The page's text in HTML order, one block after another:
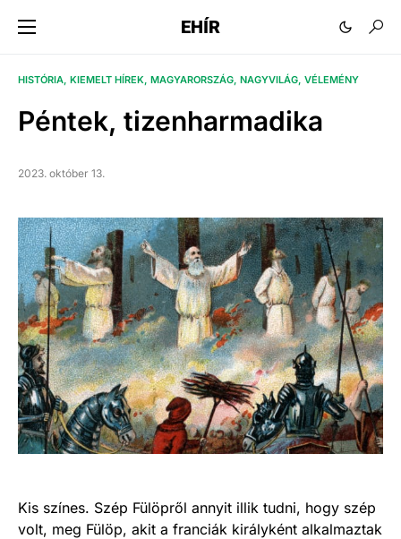
EHÍR
HISTÓRIA KIEMELT HÍREK MAGYARORSZÁG NAGYVILÁG VÉLEMÉNY
Péntek, tizenharmadika
2023. október 13.
Kis színes. Szép Fülöpről annyit illik tudni, hogy szép
volt, meg Fülöp, akit a franciák királyként alkalmaztak